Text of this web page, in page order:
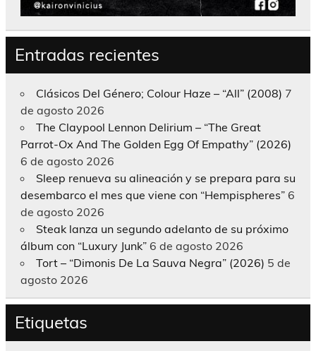
Entradas recientes
Clásicos Del Género; Colour Haze – “All” (2008) 7
de agosto 2026
The Claypool Lennon Delirium – “The Great
Parrot-Ox And The Golden Egg Of Empathy” (2026)
6 de agosto 2026
Sleep renueva su alineación y se prepara para su
desembarco el mes que viene con “Hempispheres” 6
de agosto 2026
Steak lanza un segundo adelanto de su próximo
álbum con “Luxury Junk” 6 de agosto 2026
Tort – “Dimonis De La Sauva Negra” (2026) 5 de
agosto 2026
Etiquetas